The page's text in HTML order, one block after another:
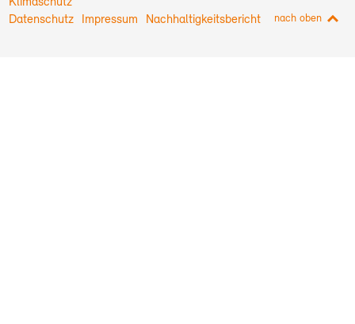
Datenschutz
Impressum Nachhaltigkeitsbericht nach oben